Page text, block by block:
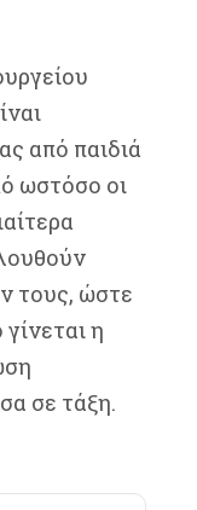
από παιδιά
ωστόσο οι
τους, ώστε
η
σε τάξη.